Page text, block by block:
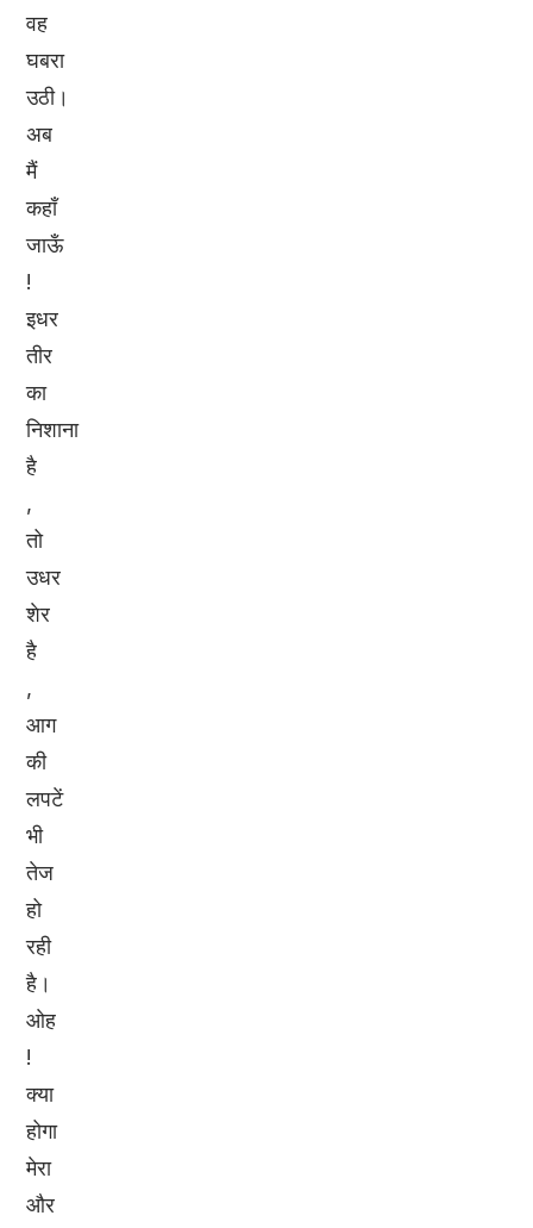
वह
घबरा
उठी।
अब
मैं
कहाँ
जाऊँ
!
इधर
तीर
का
निशाना
है
,
तो
उधर
शेर
है
,
आग
की
लपटें
भी
तेज
हो
रही
है।
ओह
!
क्या
होगा
मेरा
और